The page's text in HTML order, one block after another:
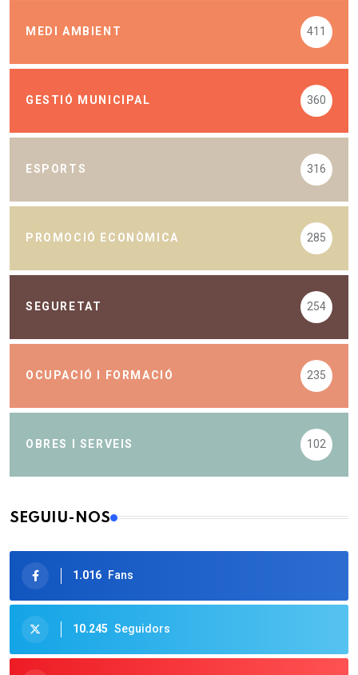
MEDI AMBIENT 411
GESTIÓ MUNICIPAL 360
ESPORTS 316
PROMOCIÓ ECONÒMICA 285
SEGURETAT 254
OCUPACIÓ I FORMACIÓ 235
OBRES I SERVEIS 102
SEGUIU-NOS
1.016 Fans
10.245 Seguidors